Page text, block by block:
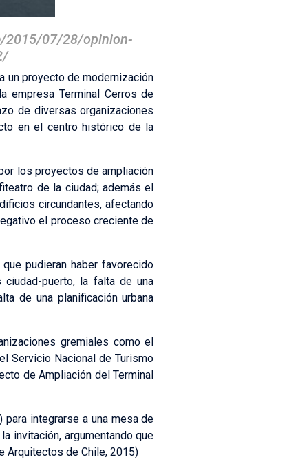
2015/07/28/opinion-
un proyecto de modernización
empresa Terminal Cerros de
de diversas organizaciones
en el centro histórico de la
los proyectos de ampliación
de la ciudad; además el
circundantes, afectando
el proceso creciente de
pudieran haber favorecido
puerto, la falta de una
de una planificación urbana
gremiales como el
Servicio Nacional de Turismo
de Ampliación del Terminal
integrarse a una mesa de
invitación, argumentando que
Arquitectos de Chile, 2015)